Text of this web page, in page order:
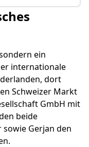
die für Sie
unsere Ware
ein
internationale
dort
Schweizer Markt
GmbH mit
beide
Gerjan den